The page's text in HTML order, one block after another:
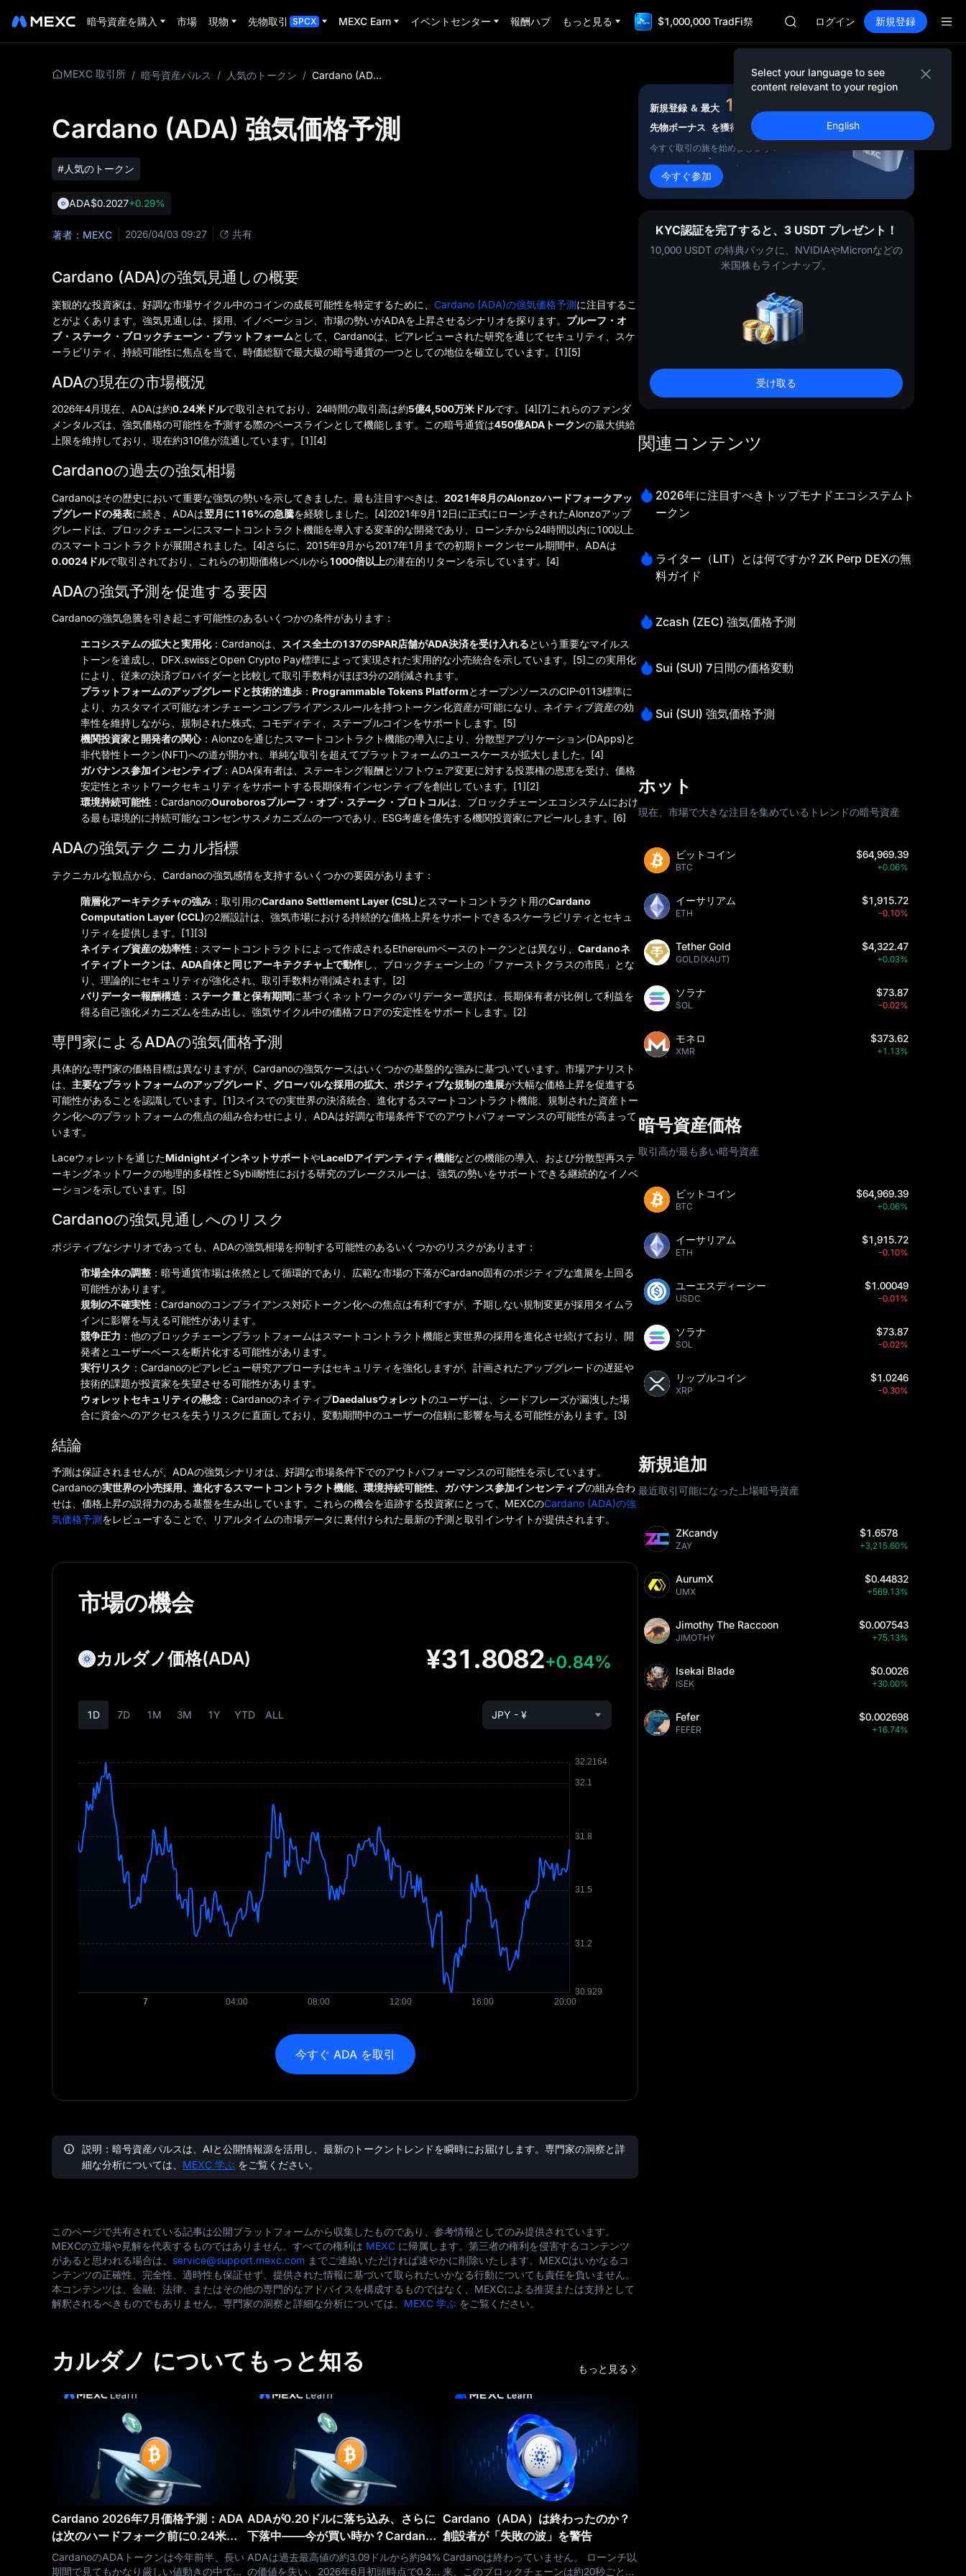
暗号資産を購入 市場 現物 先物取引 SPCX MEXC Earn イベントセンター 報酬ハブ もっと見る $1,000,000 TradFi祭
SKYAI
UNITREE STAR 市場申込 8/10
ロックアップ期限切れ後もSPCX上昇
GOLD(XAU)
AAOI
UNITREE STAR 市場申込 8/10
ロックアップ期限切れ後もSPCX上昇
ログイン 新規登録
Select your language to see
content relevant to your region
English
MEXC 取引所 / 暗号資産パルス / 人気のトークン / Cardano (ADA) 強気価格予測
Cardano (ADA) 強気価格予測
#人気のトークン
ADA$0.2027+0.29%
著者：MEXC 2026/04/03 09:27 共有
Cardano (ADA)の強気見通しの概要
楽観的な投資家は、好調な市場サイクル中のコインの成長可能性を特定するために、 Cardano (ADA)の強気価格予測に注目するこ
とがよくあります。強気見通しは、採用、イノベーション、市場の勢いがADAを上昇させるシナリオを探ります。 プルーフ・オ
ブ・ステーク・ブロックチェーン・プラットフォームとして、Cardanoは、ピアレビューされた研究を通じてセキュリティ、スケ
ーラビリティ、持続可能性に焦点を当て、時価総額で最大級の暗号通貨の一つとしての地位を確立しています。[1][5]
ADAの現在の市場概況
2026年4月現在、ADAは約0.24米ドルで取引されており、24時間の取引高は約5億4,500万米ドルです。[4][7]これらのファンダ
メンタルズは、強気価格の可能性を予測する際のベースラインとして機能します。この暗号通貨は450億ADAトークンの最大供給
上限を維持しており、現在約310億が流通しています。[1][4]
Cardanoの過去の強気相場
Cardanoはその歴史において重要な強気の勢いを示してきました。最も注目すべきは、 2021年8月のAlonzoハードフォークアッ
プグレードの発表に続き、ADAは翌月に116%の急騰を経験しました。[4]2021年9月12日に正式にローンチされたAlonzoアップ
グレードは、ブロックチェーンにスマートコントラクト機能を導入する変革的な開発であり、ローンチから24時間以内に100以上
のスマートコントラクトが展開されました。[4]さらに、2015年9月から2017年1月までの初期トークンセール期間中、ADAは
0.0024ドルで取引されており、これらの初期価格レベルから1000倍以上の潜在的リターンを示しています。[4]
ADAの強気予測を促進する要因
Cardanoの強気急騰を引き起こす可能性のあるいくつかの条件があります：
エコシステムの拡大と実用化：Cardanoは、 スイス全土の137のSPAR店舗がADA決済を受け入れるという重要なマイルス
トーンを達成し、DFX.swissとOpen Crypto Pay標準によって実現された実用的な小売統合を示しています。[5]この実用化
により、従来の決済プロバイダーと比較して取引手数料がほぼ3分の2削減されます。
プラットフォームのアップグレードと技術的進歩 ： Programmable Tokens PlatformとオープンソースのCIP-0113標準に
より、カスタマイズ可能なオンチェーンコンプライアンスルールを持つトークン化資産が可能になり、ネイティブ資産の効
率性を維持しながら、規制された株式、コモディティ、ステーブルコインをサポートします。[5]
機関投資家と開発者の関心：Alonzoを通じたスマートコントラクト機能の導入により、分散型アプリケーション(DApps)と
非代替性トークン(NFT)への道が開かれ、単純な取引を超えてプラットフォームのユースケースが拡大しました。[4]
ガバナンス参加インセンティブ：ADA保有者は、ステーキング報酬とソフトウェア変更に対する投票権の恩恵を受け、価格
安定性とネットワークセキュリティをサポートする長期保有インセンティブを創出しています。[1][2]
環境持続可能性 ：CardanoのOuroborosプルーフ・オブ・ステーク・プロトコルは、ブロックチェーンエコシステムにおけ
る最も環境的に持続可能なコンセンサスメカニズムの一つであり、ESG考慮を優先する機関投資家にアピールします。[6]
ADAの強気テクニカル指標
テクニカルな観点から、Cardanoの強気感情を支持するいくつかの要因があります：
階層化アーキテクチャの強み ：取引用のCardano Settlement Layer (CSL)とスマートコントラクト用のCardano
Computation Layer (CCL)の2層設計は、強気市場における持続的な価格上昇をサポートできるスケーラビリティとセキュ
リティを提供します。[1][3]
ネイティブ資産の効率性 ：スマートコントラクトによって作成されるEthereumベースのトークンとは異なり、 Cardanoネ
イティブトークンは、ADA自体と同じアーキテクチャ上で動作し、ブロックチェーン上の「ファーストクラスの市民」とな
り、理論的にセキュリティが強化され、取引手数料が削減されます。[2]
バリデーター報酬構造 ： ステーク量と保有期間に基づくネットワークのバリデーター選択は、長期保有者が比例して利益を
得る自己強化メカニズムを生み出し、強気サイクル中の価格フロアの安定性をサポートします。[2]
専門家によるADAの強気価格予測
具体的な専門家の価格目標は異なりますが、Cardanoの強気ケースはいくつかの基盤的な強みに基づいています。市場アナリスト
は、 主要なプラットフォームのアップグレード、グローバルな採用の拡大、ポジティブな規制の進展が大幅な価格上昇を促進する
可能性があることを認識しています。[1]スイスでの実世界の決済統合、進化するスマートコントラクト機能、規制された資産トー
クン化へのプラットフォームの焦点の組み合わせにより、ADAは好調な市場条件下でのアウトパフォーマンスの可能性が高まって
います。
Laceウォレットを通じたMidnightメインネットサポートやLaceIDアイデンティティ機能などの機能の導入、および分散型再ステ
ーキングネットワークの地理的多様性とSybil耐性における研究のブレークスルーは、強気の勢いをサポートできる継続的なイノベ
ーションを示しています。[5]
Cardanoの強気見通しへのリスク
ポジティブなシナリオであっても、ADAの強気相場を抑制する可能性のあるいくつかのリスクがあります：
市場全体の調整 ：暗号通貨市場は依然として循環的であり、広範な市場の下落がCardano固有のポジティブな進展を上回る
可能性があります。
規制の不確実性 ：Cardanoのコンプライアンス対応トークン化への焦点は有利ですが、予期しない規制変更が採用タイムラ
インに影響を与える可能性があります。
競争圧力 ：他のブロックチェーンプラットフォームはスマートコントラクト機能と実世界の採用を進化させ続けており、開
発者とユーザーベースを断片化する可能性があります。
実行リスク ：Cardanoのピアレビュー研究アプローチはセキュリティを強化しますが、計画されたアップグレードの遅延や
技術的課題が投資家を失望させる可能性があります。
ウォレットセキュリティの懸念 ：CardanoのネイティブDaedalusウォレットのユーザーは、シードフレーズが漏洩した場
合に資金へのアクセスを失うリスクに直面しており、変動期間中のユーザーの信頼に影響を与える可能性があります。[3]
結論
予測は保証されませんが、ADAの強気シナリオは、好調な市場条件下でのアウトパフォーマンスの可能性を示しています。
Cardanoの実世界の小売採用、進化するスマートコントラクト機能、環境持続可能性、ガバナンス参加インセンティブの組み合わ
せは、価格上昇の説得力のある基盤を生み出しています。これらの機会を追跡する投資家にとって、MEXCのCardano (ADA)の強
気価格予測をレビューすることで、リアルタイムの市場データに裏付けられた最新の予測と取引インサイトが提供されます。
市場の機会
カルダノ価格(ADA) ¥31.8082+0.84%
1D 7D 1M 3M 1Y YTD ALL JPY - ¥
今すぐ ADA を取引
説明：暗号資産パルスは、AIと公開情報源を活用し、最新のトークントレンドを瞬時にお届けします。専門家の洞察と詳
細な分析については、 MEXC 学ぶ をご覧ください。
このページで共有されている記事は公開プラットフォームから収集したものであり、参考情報としてのみ提供されています。
MEXCの立場や見解を代表するものではありません。すべての権利は MEXC に帰属します。第三者の権利を侵害するコンテンツ
があると思われる場合は、 service@support.mexc.com までご連絡いただければ速やかに削除いたします。MEXCはいかなるコ
ンテンツの正確性、完全性、適時性も保証せず、提供された情報に基づいて取られたいかなる行動についても責任を負いません。
本コンテンツは、金融、法律、またはその他の専門的なアドバイスを構成するものではなく、MEXCによる推奨または支持として
解釈されるべきものでもありません。専門家の洞察と詳細な分析については、 MEXC 学ぶ をご覧ください。
カルダノ についてもっと知る もっと見る
Cardano 2026年7月価格予測：ADA
は次のハードフォーク前に0.24米ド
ルを維持できるのか
CardanoのADAトークンは今年前半、長い
期間で見てもかなり厳しい値動きの中で苦
ADAが0.20ドルに落ち込み、さらに
下落中――今が買い時か？Cardano
価格予測（2026年6月）
ADAは過去最高値の約3.09ドルから約94%
の価値を失い、2026年6月初頭時点で0.20
Cardano（ADA）は終わったのか？
創設者が「失敗の波」を警告
Cardanoは終わっていません。 ローンチ以
来、このブロックチェーンは約20秒ごとに
新規登録 ＆ 最大 10,000
先物ボーナス を獲得
今すぐ取引の旅を始めましょう！
今すぐ参加
KYC認証を完了すると、3 USDT プレゼント！
10,000 USDT の特典パックに、NVIDIAやMicronなどの
米国株もラインナップ。
受け取る
関連コンテンツ
2026年に注目すべきトップモナドエコシステムト
ークン
ライター（LIT）とは何ですか? ZK Perp DEXの無
料ガイド
Zcash (ZEC) 強気価格予測
Sui (SUI) 7日間の価格変動
Sui (SUI) 強気価格予測
ホット
現在、市場で大きな注目を集めているトレンドの暗号資産
ビットコイン
BTC
$64,969.39
+0.06%
イーサリアム
ETH
$1,915.72
-0.10%
Tether Gold
GOLD(XAUT)
$4,322.47
+0.03%
ソラナ
SOL
$73.87
-0.02%
モネロ
XMR
$373.62
+1.13%
暗号資産価格
取引高が最も多い暗号資産
ビットコイン
BTC
$64,969.39
+0.06%
イーサリアム
ETH
$1,915.72
-0.10%
ユーエスディーシー
USDC
$1.00049
-0.01%
ソラナ
SOL
$73.87
-0.02%
リップルコイン
XRP
$1.0246
-0.30%
新規追加
最近取引可能になった上場暗号資産
ZKcandy
ZAY
$1.6578
+3,215.60%
AurumX
UMX
$0.44832
+569.13%
Jimothy The Raccoon
JIMOTHY
$0.007543
+75.13%
Isekai Blade
ISEK
$0.0026
+30.00%
Fefer
FEFER
$0.002698
+16.74%